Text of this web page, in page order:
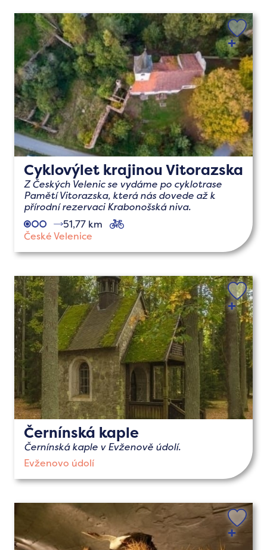
Cyklovýlet krajinou Vitorazska
Z Českých Velenic se vydáme po cyklotrase
Pamětí Vitorazska, která nás dovede až k
přírodní rezervaci Krabonošská niva.
51,77 km
České Velenice
Černínská kaple
Černínská kaple v Evženově údolí.
Evženovo údolí